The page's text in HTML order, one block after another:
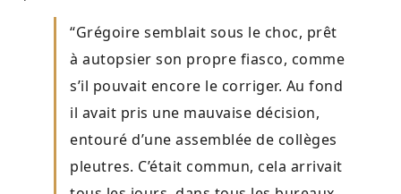
“Grégoire semblait sous le choc, prêt
à autopsier son propre fiasco, comme
s’il pouvait encore le corriger. Au fond
il avait pris une mauvaise décision,
entouré d’une assemblée de collèges
pleutres. C’était commun, cela arrivait